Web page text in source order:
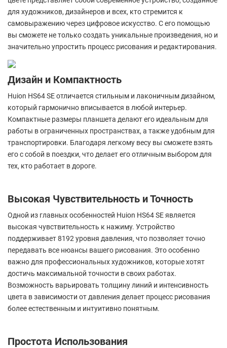
для художников, дизайнеров и всех, кто стремится к
самовыражению через цифровое искусство. С его помощью
вы сможете не только создать уникальные произведения, но и
значительно упростить процесс рисования и редактирования.
Дизайн и Компактность
Huion HS64 SE отличается стильным и лаконичным дизайном,
который гармонично вписывается в любой интерьер.
Компактные размеры планшета делают его идеальным для
работы в ограниченных пространствах, а также удобным для
транспортировки. Благодаря легкому весу вы сможете взять
его с собой в поездки, что делает его отличным выбором для
тех, кто работает в дороге.
Высокая Чувствительность и Точность
Одной из главных особенностей Huion HS64 SE является
высокая чувствительность к нажиму. Устройство
поддерживает 8192 уровня давления, что позволяет точно
передавать все нюансы вашего рисования. Это особенно
важно для профессиональных художников, которые хотят
достичь максимальной точности в своих работах.
Возможность варьировать толщину линий и интенсивность
цвета в зависимости от давления делает процесс рисования
более естественным и интуитивно понятным.
Простота Использования